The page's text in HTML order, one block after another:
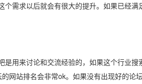
个需求以后就会有很大的提升。如果已经
用来讨论和交流经验的，如果这个行业搜
网站排名会非常ok。如果没有出现好的论